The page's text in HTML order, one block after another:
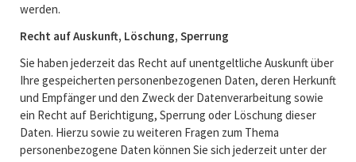
werden.
Recht auf Auskunft, Löschung, Sperrung
Sie haben jederzeit das Recht auf unentgeltliche Auskunft über
Ihre gespeicherten personenbezogenen Daten, deren Herkunft
und Empfänger und den Zweck der Datenverarbeitung sowie
ein Recht auf Berichtigung, Sperrung oder Löschung dieser
Daten. Hierzu sowie zu weiteren Fragen zum Thema
personenbezogene Daten können Sie sich jederzeit unter der